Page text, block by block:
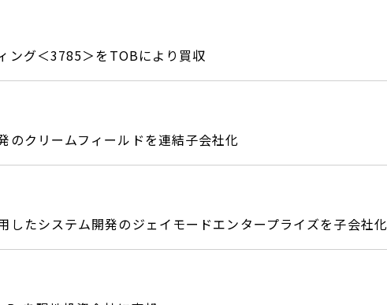
ング＜3785＞をTOBにより買収
クリームフィールドを連結子会社化
したシステム開発のジェイモードエンタープライズを子会社化